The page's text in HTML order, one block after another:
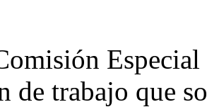
de trabajo que